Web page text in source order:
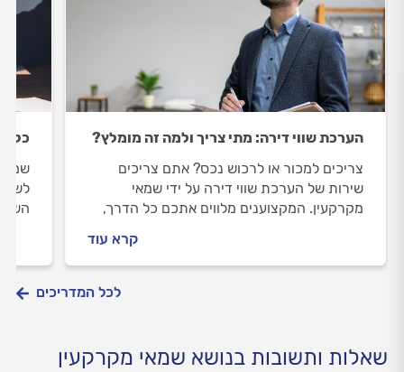
הערכת שווי דירה: מתי צריך ולמה זה מומלץ?
צריכים למכור או לרכוש נכס? אתם צריכים
שירות של הערכת שווי דירה על ידי שמאי
מקרקעין. המקצוענים מלווים אתכם כל הדרך,
מה זה הערכת שווי דירה, מתי מומלץ לעשות
וכמה זה עולה.
קרא עוד
כל
לכל המדריכים
שאלות ותשובות בנושא שמאי מקרקעין